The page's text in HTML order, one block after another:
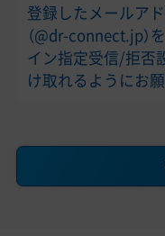
登録したメールア
（@dr-connect.jp）
イン指定受信/拒否
け取れるようにお願